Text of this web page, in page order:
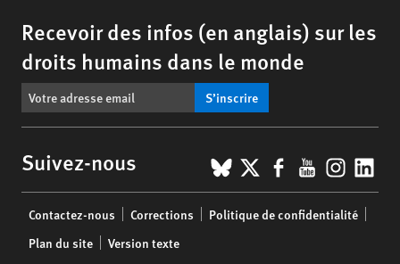
Recevoir des infos (en anglais) sur les
droits humains dans le monde
S’inscrire
Suivez-nous BlueSky
X Facebook
YouTube
menu
Contactez-nous Corrections
Politique de confidentialité
Plan du site
Version texte